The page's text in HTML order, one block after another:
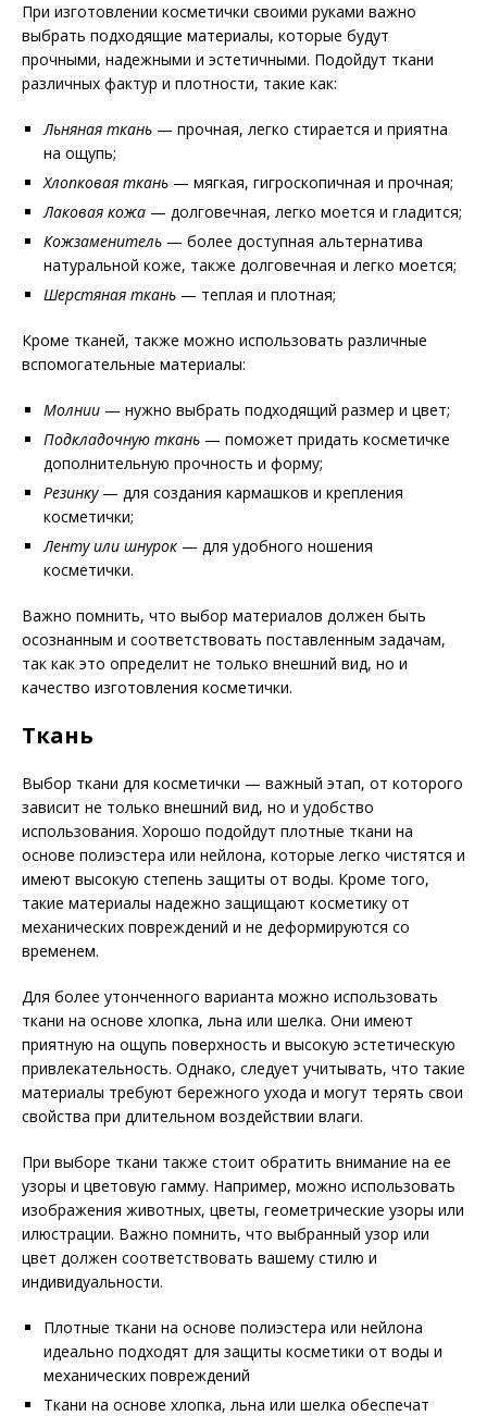
При изготовлении косметички своими руками важно
выбрать подходящие материалы, которые будут
прочными, надежными и эстетичными. Подойдут ткани
различных фактур и плотности, такие как:
Льняная ткань — прочная, легко стирается и приятна
на ощупь;
Хлопковая ткань — мягкая, гигроскопичная и прочная;
Лаковая кожа — долговечная, легко моется и гладится;
Кожзаменитель — более доступная альтернатива
натуральной коже, также долговечная и легко моется;
Шерстяная ткань — теплая и плотная;
Кроме тканей, также можно использовать различные
вспомогательные материалы:
Молнии — нужно выбрать подходящий размер и цвет;
Подкладочную ткань — поможет придать косметичке
дополнительную прочность и форму;
Резинку— для создания кармашков и крепления
косметички;
Ленту или шнурок — для удобного ношения
косметички.
Важно помнить, что выбор материалов должен быть
осознанным и соответствовать поставленным задачам,
так как это определит не только внешний вид, но и
качество изготовления косметички.
Ткань
Выбор ткани для косметички — важный этап, от которого
зависит не только внешний вид, но и удобство
использования. Хорошо подойдут плотные ткани на
основе полиэстера или нейлона, которые легко чистятся и
имеют высокую степень защиты от воды. Кроме того,
такие материалы надежно защищают косметику от
механических повреждений и не деформируются со
временем.
Для более утонченного варианта можно использовать
ткани на основе хлопка, льна или шелка. Они имеют
приятную на ощупь поверхность и высокую эстетическую
привлекательность. Однако, следует учитывать, что такие
материалы требуют бережного ухода и могут терять свои
свойства при длительном воздействии влаги.
При выборе ткани также стоит обратить внимание на ее
узоры и цветовую гамму. Например, можно использовать
изображения животных, цветы, геометрические узоры или
илюстрации. Важно помнить, что выбранный узор или
цвет должен соответствовать вашему стилю и
индивидуальности.
Плотные ткани на основе полиэстера или нейлона
идеально подходят для защиты косметики от воды и
механических повреждений
Ткани на основе хлопка, льна или шелка обеспечат